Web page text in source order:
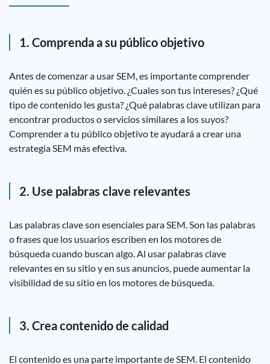
1. Comprenda a su público objetivo
Antes de comenzar a usar SEM, es importante comprender
quién es su público objetivo. ¿Cuales son tus intereses? ¿Qué
tipo de contenido les gusta? ¿Qué palabras clave utilizan para
encontrar productos o servicios similares a los suyos?
Comprender a tu público objetivo te ayudará a crear una
estrategia SEM más efectiva.
2. Use palabras clave relevantes
Las palabras clave son esenciales para SEM. Son las palabras
o frases que los usuarios escriben en los motores de
búsqueda cuando buscan algo. Al usar palabras clave
relevantes en su sitio y en sus anuncios, puede aumentar la
visibilidad de su sitio en los motores de búsqueda.
3. Crea contenido de calidad
El contenido es una parte importante de SEM. El contenido